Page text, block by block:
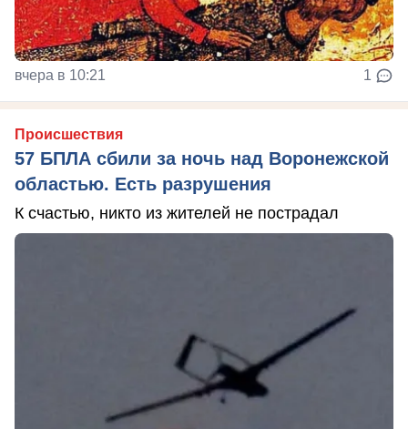
вчера в 10:21 1
Происшествия
57 БПЛА сбили за ночь над Воронежской
областью. Есть разрушения
К счастью, никто из жителей не пострадал